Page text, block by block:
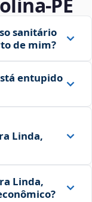
sanitário
de mim?
entupido
Linda,
Linda,